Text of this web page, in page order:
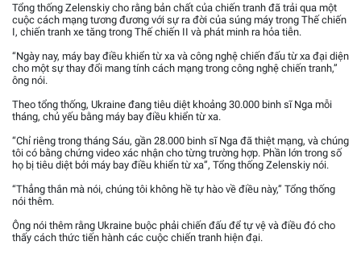
Tổng thống Zelenskiy cho rằng bản chất của chiến tranh đã trải qua một
cuộc cách mạng tương đương với sự ra đời của súng máy trong Thế chiến
I, chiến tranh xe tăng trong Thế chiến II và phát minh ra hỏa tiễn.
“Ngày nay, máy bay điều khiển từ xa và công nghệ chiến đấu từ xa đại diện
cho một sự thay đổi mang tính cách mạng trong công nghệ chiến tranh,”
ông nói.
Theo tổng thống, Ukraine đang tiêu diệt khoảng 30.000 binh sĩ Nga mỗi
tháng, chủ yếu bằng máy bay điều khiển từ xa.
“Chỉ riêng trong tháng Sáu, gần 28.000 binh sĩ Nga đã thiệt mạng, và chúng
tôi có bằng chứng video xác nhận cho từng trường hợp. Phần lớn trong số
họ bị tiêu diệt bởi máy bay điều khiển từ xa”, Tổng thống Zelenskiy nói.
“Thẳng thắn mà nói, chúng tôi không hề tự hào về điều này,” Tổng thống
nói thêm.
Ông nói thêm rằng Ukraine buộc phải chiến đấu để tự vệ và điều đó cho
thấy cách thức tiến hành các cuộc chiến tranh hiện đại.